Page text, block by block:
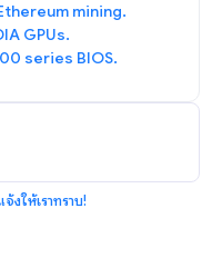
mining.
GPUs.
series BIOS.
จ้งให้เราทราบ!